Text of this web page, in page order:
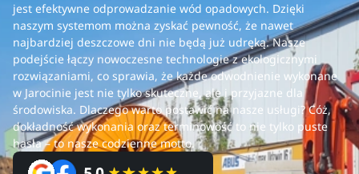
jest efektywne odprowadzanie wód opadowych. Dzięki
naszym systemom można zyskać pewność, że nawet
najbardziej deszczowe dni nie będą już udręką. Nasze
podejście łączy nowoczesne technologie z ekologicznymi
rozwiązaniami, co sprawia, że każde odwodnienie wykonane
w Jarocinie jest nie tylko skuteczne, ale i przyjazne dla
środowiska. Dlaczego warto postawić na nasze usługi? Cóż,
dokładność wykonania oraz terminowość to nie tylko puste
hasła – to nasze codzienne motto.